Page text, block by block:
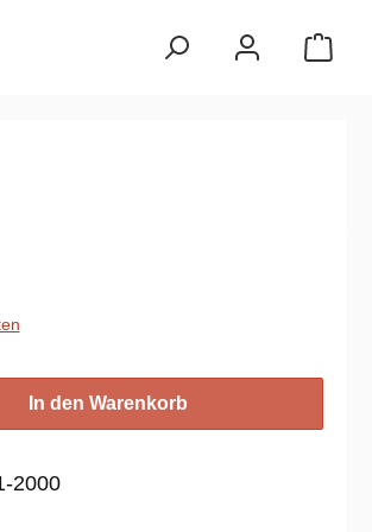
In den Warenkorb
2000